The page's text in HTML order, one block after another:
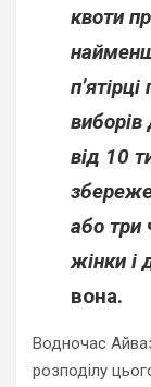
квоти
від 10
або три
жінки і
вона.
Водночас
розподілу